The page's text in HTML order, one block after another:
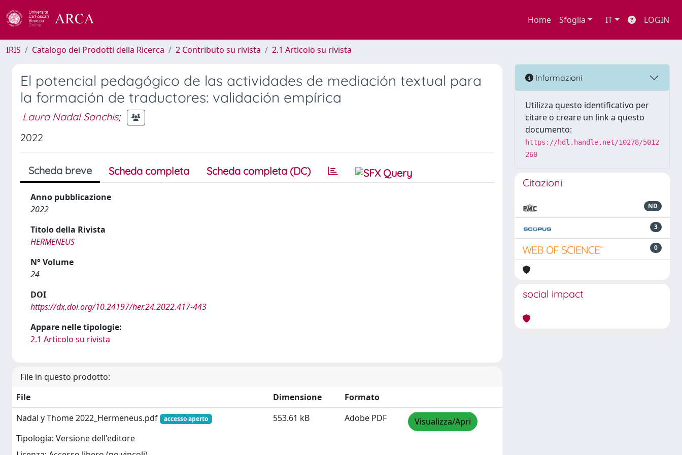
Home Sfoglia IT LOGIN
IRIS Catalogo dei Prodotti della Ricerca 2 Contributo su rivista 2.1 Articolo su rivista
El potencial pedagógico de las actividades de mediación textual para
la formación de traductores: validación empírica
Laura Nadal Sanchis;
2022
Scheda breve Scheda completa Scheda completa (DC)
Anno pubblicazione
2022
Titolo della Rivista
HERMENEUS
N° Volume
24
DOI
https://dx.doi.org/10.24197/her.24.2022.417-443
Appare nelle tipologie:
2.1 Articolo su rivista
File in questo prodotto:
File
Dimensione
Formato
Nadal y Thome 2022_Hermeneus.pdf
accesso aperto
Tipologia: Versione dell'editore
553.61 kB Adobe PDF Visualizza/Apri
Informazioni
Utilizza questo identificativo per
citare o creare un link a questo
documento:
https://hdl.handle.net/10278/5012
260
Citazioni
ND
3
0
social impact